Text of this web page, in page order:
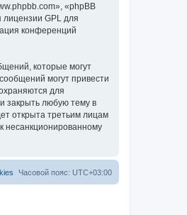
«phpBB
лицензии GPL для
конференций
которые могут
могут привести
для
закрыть любую тему в
открыта третьим лицам
несанкционированному
Часовой пояс: UTC+03:00